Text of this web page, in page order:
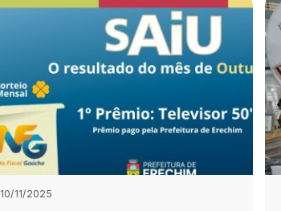
10/11/2025